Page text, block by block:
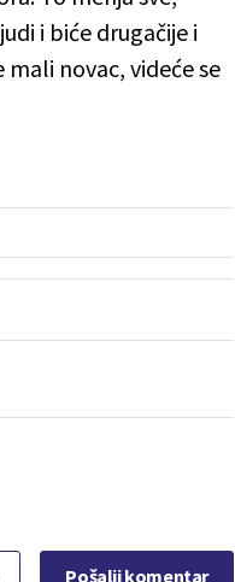
i biće drugačije i
novac, videće se
Pošalji komentar